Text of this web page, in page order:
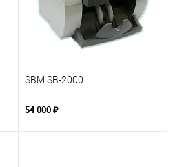
SBM SB-2000
54 000 ₽